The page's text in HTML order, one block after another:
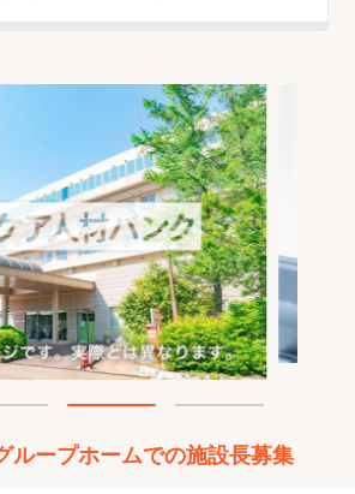
ループホームでの施設長募集